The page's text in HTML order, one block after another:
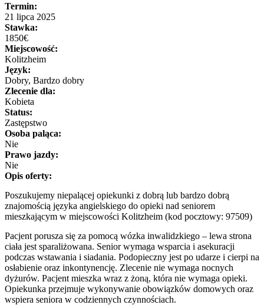
Termin:
21 lipca 2025
Stawka:
1850€
Miejscowość:
Kolitzheim
Język:
Dobry, Bardzo dobry
Zlecenie dla:
Kobieta
Status:
Zastępstwo
Osoba paląca:
Nie
Prawo jazdy:
Nie
Opis oferty:
Poszukujemy niepalącej opiekunki z dobrą lub bardzo dobrą
znajomością języka angielskiego do opieki nad seniorem
mieszkającym w miejscowości Kolitzheim (kod pocztowy: 97509)
Pacjent porusza się za pomocą wózka inwalidzkiego – lewa strona
ciała jest sparaliżowana. Senior wymaga wsparcia i asekuracji
podczas wstawania i siadania. Podopieczny jest po udarze i cierpi na
osłabienie oraz inkontynencję. Zlecenie nie wymaga nocnych
dyżurów. Pacjent mieszka wraz z żoną, która nie wymaga opieki.
Opiekunka przejmuje wykonywanie obowiązków domowych oraz
wspiera seniora w codziennych czynnościach.